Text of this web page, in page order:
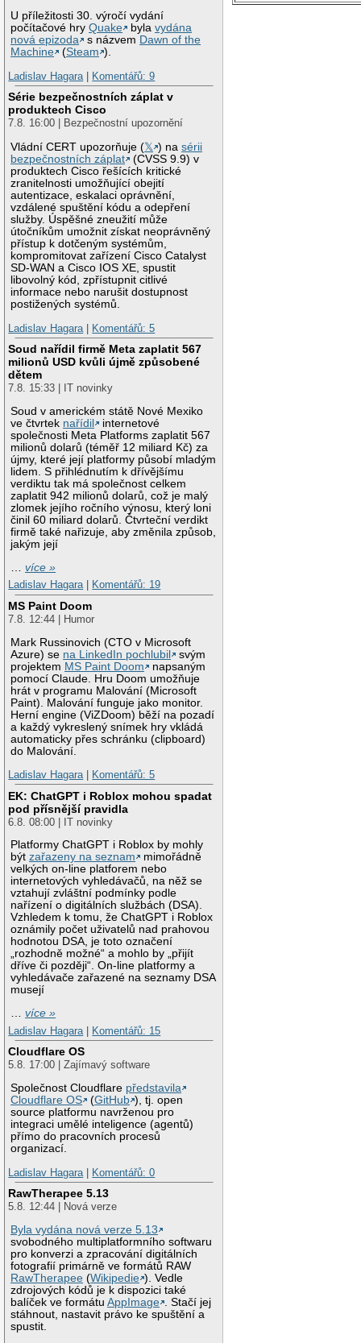
U příležitosti 30. výročí vydání
počítačové hryQuake bylavydána
nová epizoda
s názvem Dawn of the
Machine
(Steam ).
Ladislav Hagara
Komentářů: 9
Série bezpečnostních záplat v
produktech Cisco
7.8. 16:00 | Bezpečnostní upozornění
Vládní CERT upozorňuje (𝕏 ) nasérii
bezpečnostních záplat
(CVSS 9.9) v
produktech Cisco řešících kritické
zranitelnosti umožňující obejití
autentizace, eskalaci oprávnění,
vzdálené spuštění kódu a odepření
služby. Úspěšné zneužití může
útočníkům umožnit získat neoprávněný
přístup k dotčeným systémům,
kompromitovat zařízení Cisco Catalyst
SD-WAN a Cisco IOS XE, spustit
libovolný kód, zpřístupnit citlivé
informace nebo narušit dostupnost
postižených systémů.
Ladislav Hagara
Komentářů: 5
Soud nařídil firmě Meta zaplatit 567
milionů USD kvůli újmě způsobené
dětem
7.8. 15:33 | IT novinky
Soud v americkém státě Nové Mexiko
ve čtvrtek nařídil
internetové
společnosti Meta Platforms zaplatit 567
milionů dolarů (téměř 12 miliard Kč) za
újmy, které její platformy působí mladým
lidem. S přihlédnutím k dřívějšímu
verdiktu tak má společnost celkem
zaplatit 942 milionů dolarů, což je malý
zlomek jejího ročního výnosu, který loni
činil 60 miliard dolarů. Čtvrteční verdikt
firmě také nařizuje, aby změnila způsob,
jakým její
…více »
Ladislav Hagara| Komentářů: 19
MS Paint Doom
7.8. 12:44 | Humor
Mark Russinovich (CTO v Microsoft
Azure) se na LinkedIn pochlubil
svým
projektem MS Paint Doom
napsaným
pomocí Claude. Hru Doom umožňuje
hrát v programu Malování (Microsoft
Paint). Malování funguje jako monitor.
Herní engine (ViZDoom) běží na pozadí
a každý vykreslený snímek hry vkládá
automaticky přes schránku (clipboard)
do Malování.
Ladislav Hagara| Komentářů: 5
EK: ChatGPT i Roblox mohou spadat
pod přísnější pravidla
6.8. 08:00 | IT novinky
Platformy ChatGPT i Roblox by mohly
býtzařazeny na seznam
mimořádně
velkých on-line platforem nebo
internetových vyhledávačů, na něž se
vztahují zvláštní podmínky podle
nařízení o digitálních službách (DSA).
Vzhledem k tomu, že ChatGPT i Roblox
oznámily počet uživatelů nad prahovou
hodnotou DSA, je toto označení
„rozhodně možné“ a mohlo by „přijít
dříve či později“. On-line platformy a
vyhledávače zařazené na seznamy DSA
musejí
…více »
Ladislav Hagara | Komentářů: 15
Cloudflare OS
5.8. 17:00 | Zajímavý software
Společnost Cloudflare představila
Cloudflare OS
(GitHub ), tj. open
source platformu navrženou pro
integraci umělé inteligence (agentů)
přímo do pracovních procesů
organizací.
Ladislav Hagara | Komentářů: 0
RawTherapee 5.13
5.8. 12:44 | Nová verze
Byla vydána nová verze 5.13
svobodného multiplatformního softwaru
pro konverzi a zpracování digitálních
fotografií primárně ve formátů RAW
RawTherapee (Wikipedie ). Vedle
zdrojových kódů je k dispozici také
balíček ve formátuAppImage
. Stačí jej
stáhnout, nastavit právo ke spuštění a
spustit.